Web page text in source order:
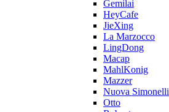
Gemilai
HeyCafe
JieXing
La Marzocco
LingDong
Macap
MahlKonig
Mazzer
Nuova Simonelli
Otto